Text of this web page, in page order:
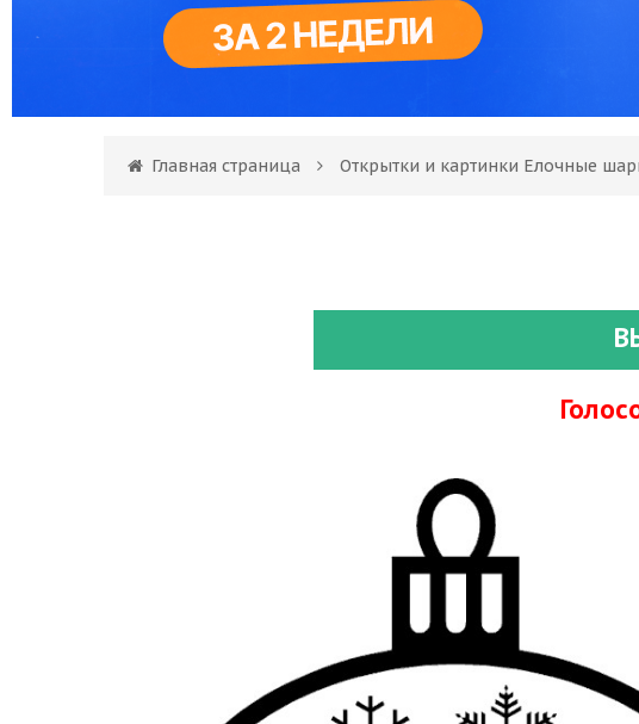
Главная страница Открытки и картинки Елочные